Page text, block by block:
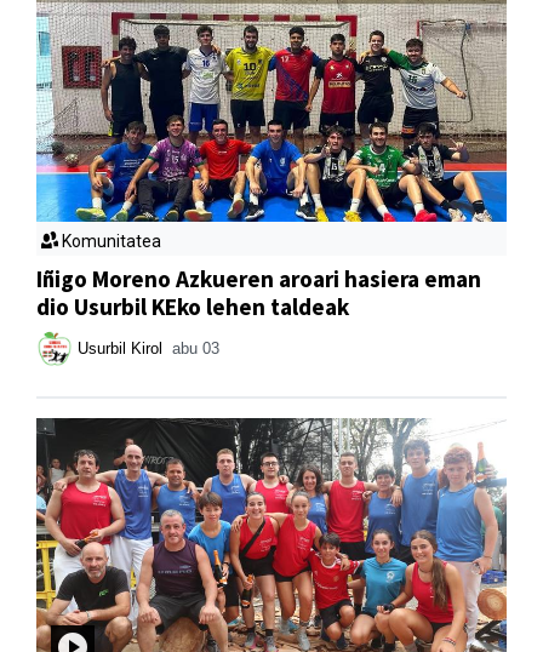
Komunitatea
Iñigo Moreno Azkueren aroari hasiera eman
dio Usurbil KEko lehen taldeak
Usurbil Kirol abu 03